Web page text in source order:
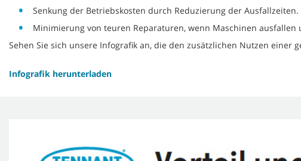
Senkung der Betriebskosten durch Reduzierung der Ausfallzeiten.
Minimierung von teuren Reparaturen, wenn Maschinen
Sehen Sie sich unsere Infografik an, die den zusätzlichen Nutzen einer
Infografik herunterladen